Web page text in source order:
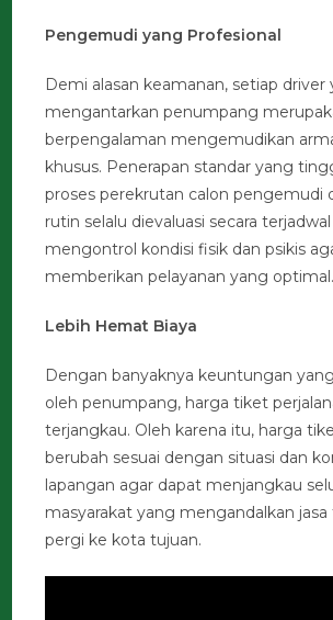
Pengemudi yang Profesional
Demi alasan keamanan, setiap driver
mengantarkan penumpang
berpengalaman mengemudikan
khusus. Penerapan standar yang
proses perekrutan calon pengemudi
rutin selalu dievaluasi secara
mengontrol kondisi fisik dan psikis
memberikan pelayanan yang optimal.
Lebih Hemat Biaya
Dengan banyaknya keuntungan
oleh penumpang, harga tiket
terjangkau. Oleh karena itu, harga
berubah sesuai dengan situasi dan
lapangan agar dapat menjangkau
masyarakat yang mengandalkan
pergi ke kota tujuan.